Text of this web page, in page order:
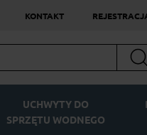
KONTAKT
UCHWYTY DO
SPRZĘTU WODNEGO